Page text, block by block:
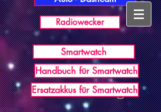
USB Germany
Radiowecker
Smartwatch
Handbuch für Smartwatch
Ersatzakkus für Smartwatch